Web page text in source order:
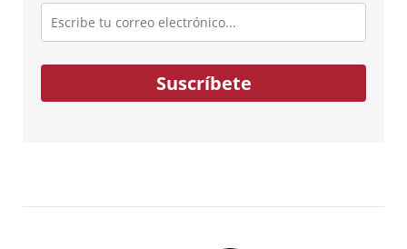
Escribe
tu
correo
electrónico...
Suscríbete